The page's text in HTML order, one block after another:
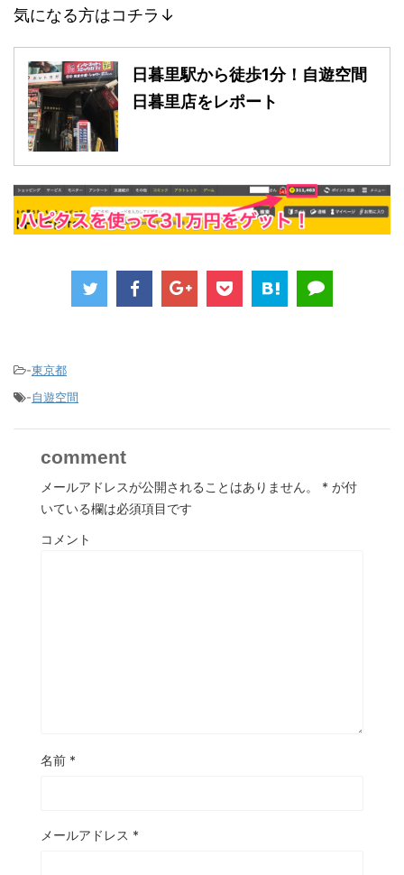
気になる方はコチラ↓
日暮里駅から徒歩1分！自遊空間
日暮里店をレポート
-東京都
-自遊空間
comment
メールアドレスが公開されることはありません。 * が付
いている欄は必須項目です
コメント
名前 *
メールアドレス *